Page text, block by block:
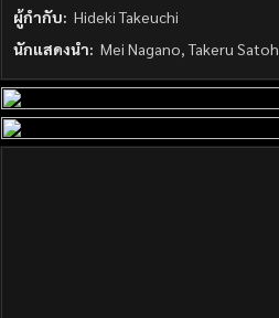
ผู้กำกับ: Hideki Takeuchi
นักแสดงนำ: Mei Nagano, Takeru Satoh